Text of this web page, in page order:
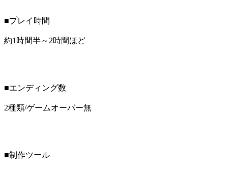
■プレイ時間
約1時間半～2時間ほど
■エンディング数
2種類/ゲームオーバー無
■制作ツール